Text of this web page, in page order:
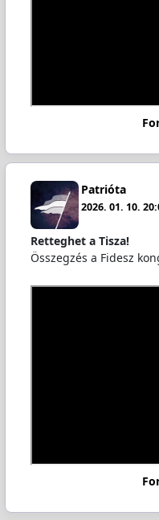
Patrióta
2026. 01. 10.
Retteghet a Tisza!
Összegzés a Fidesz